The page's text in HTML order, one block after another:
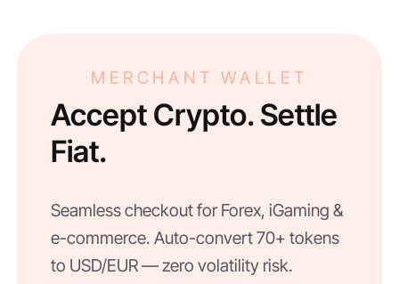
MERCHANT WALLET
Accept Crypto. Settle
Fiat.
Seamless checkout for Forex, iGaming &
e-commerce. Auto-convert 70+ tokens
to USD/EUR — zero volatility risk.